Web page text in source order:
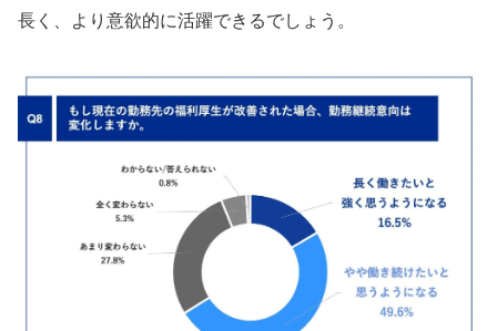
長く、より意欲的に活躍できるでしょう。